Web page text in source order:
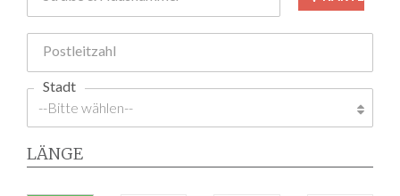
Postleitzahl
Stadt
LÄNGE